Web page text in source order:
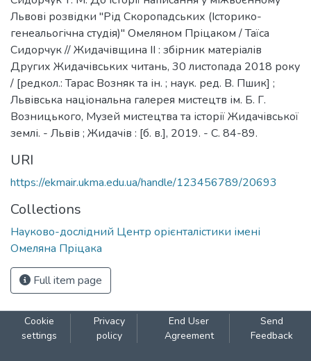
Львові розвідки "Рід Скоропадських (Історико-
генеальогічна студія)" Омеляном Пріцаком / Таїса
Сидорчук // Жидачівщина ІІ : збірник матеріалів
Других Жидачівських читань, 30 листопада 2018 року
/ [редкол.: Тарас Возняк та ін. ; наук. ред. В. Пшик] ;
Львівська національна галерея мистецтв ім. Б. Г.
Возницького, Музей мистецтва та історії Жидачівської
землі. - Львів ; Жидачів : [б. в.], 2019. - С. 84-89.
URI
https://ekmair.ukma.edu.ua/handle/123456789/20693
Collections
Науково-дослідний Центр орієнталістики імені
Омеляна Пріцака
Full item page
Cookie
settings
Privacy
policy
End User
Agreement
Send
Feedback